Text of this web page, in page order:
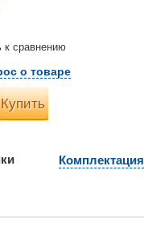
к сравнению
о товаре
Купить
Комплектация